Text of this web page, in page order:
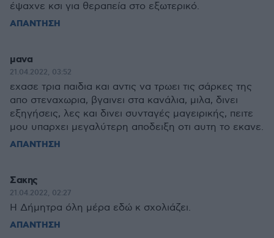
έψαχνε κσι για θεραπεία στο εξωτερικό.
ΑΠΑΝΤΗΣΗ
μανα
21.04.2022, 03:52
εχασε τρια παιδια και αντις να τρωει τις σάρκες της
απο στεναχωρια, βγαινει στα κανάλια, μιλα, δινει
εξηγήσεις, λες και δινει συνταγές μαγειρικής, πειτε
μου υπαρχει μεγαλύτερη αποδειξη οτι αυτη το εκανε.
ΑΠΑΝΤΗΣΗ
Σακης
21.04.2022, 02:27
Η Δήμητρα όλη μέρα εδώ κ σχολιάζει.
ΑΠΑΝΤΗΣΗ